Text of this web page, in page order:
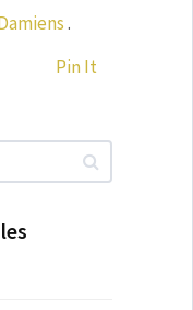
.
Pin It